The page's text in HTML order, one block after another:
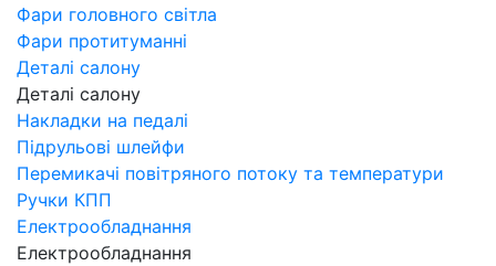
Фари головного світла
Фари протитуманні
Деталі салону
Деталі салону
Накладки на педалі
Підрульові шлейфи
Перемикачі повітряного потоку та температури
Ручки КПП
Електрообладнання
Електрообладнання